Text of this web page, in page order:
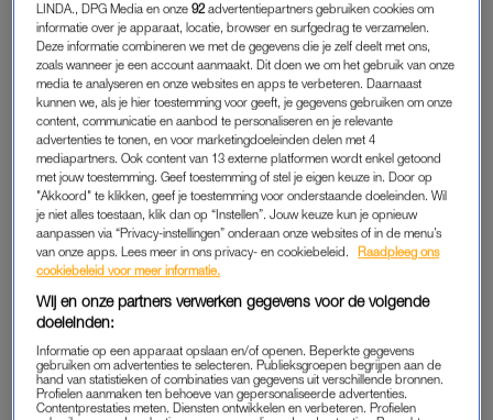
LUCHTVOCHTIGHEID
In de winter is de luchtvochtigheid binnen- en buitenshuis
lager. En dat droogt je huid enorm uit. Als je je huid zelfs maar
heel even aan zo’n omgeving blootstelt, vermindert het vocht in
je huid en ontstaan er fijne rimpeltjes. Niet fijn. Als je weet dat
de luchtvochtigheid in je huis heel laag is kan een
luchtbevochtiger helpen.
TIP 3: DOUCHE NIET TE LANG
Een andere uitdroger: douchen. Echt bijna niets droogt je huid
zo sterk uit als je dagelijkse wasbeurt. Zeker als het water heel
warm is. Lauw is voor je huid eigenlijk het beste, maar ik snap
dat dat in de winter waarschijnlijk niet je voorkeur heeft.
Badder daarom liever niet te vaak en niet te lang.
LINDA., DPG Media en onze92 advertentiepartners gebruiken cookies om
informatie over je apparaat, locatie, browser en surfgedrag te verzamelen.
Deze informatie combineren we met de gegevens die je zelf deelt met ons,
zoals wanneer je een account aanmaakt. Dit doen we om het gebruik van onze
media te analyseren en onze websites en apps te verbeteren. Daarnaast
kunnen we, als je hier toestemming voor geeft, je gegevens gebruiken om onze
content, communicatie en aanbod te personaliseren en je relevante
advertenties te tonen, en voor marketingdoeleinden delen met 4
mediapartners. Ook content van 13 externe platformen wordt enkel getoond
met jouw toestemming. Geef toestemming of stel je eigen keuze in. Door op
"Akkoord" te klikken, geef je toestemming voor onderstaande doeleinden. Wil
je niet alles toestaan, klik dan op “Instellen”. Jouw keuze kun je opnieuw
aanpassen via “Privacy-instellingen” onderaan onze websites of in de menu’s
van onze apps. Lees meer in ons privacy- en cookiebeleid.
Raadpleeg ons
cookiebeleid voor meer informatie.
Wij en onze partners verwerken gegevens voor de volgende
doeleinden:
Informatie op een apparaat opslaan en/of openen. Beperkte gegevens
gebruiken om advertenties te selecteren. Publieksgroepen begrijpen aan de
hand van statistieken of combinaties van gegevens uit verschillende bronnen.
Profielen aanmaken ten behoeve van gepersonaliseerde advertenties.
Contentprestaties meten. Diensten ontwikkelen en verbeteren. Profielen